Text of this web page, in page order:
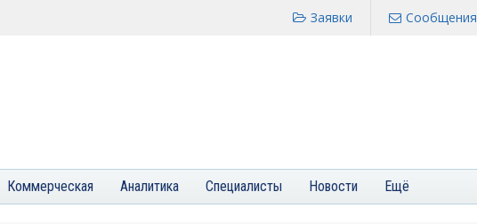
Сообщения
Заявки
Коммерческая Аналитика Специалисты Новости Ещё